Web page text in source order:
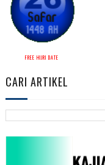
FREE HIJRI DATE
CARI ARTIKEL